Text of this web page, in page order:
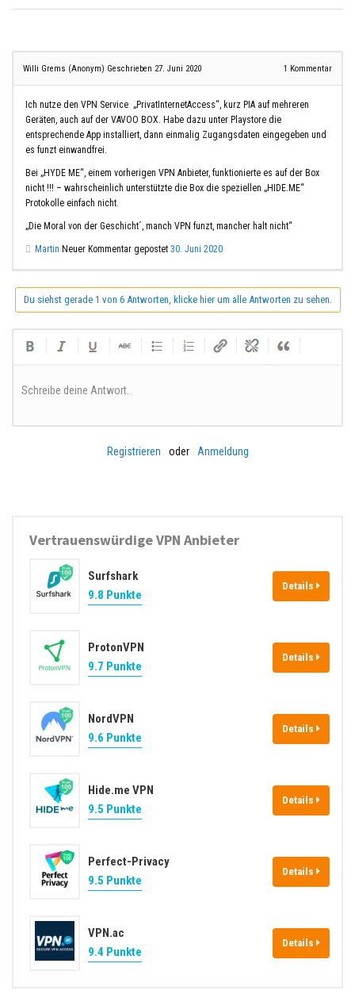
Willi Grems (Anonym) Geschrieben 27. Juni 2020 1 Kommentar
Ich nutze den VPN Service „PrivatInternetAccess“, kurz PIA auf mehreren
Geräten, auch auf der VAVOO BOX. Habe dazu unter Playstore die
entsprechende App installiert, dann einmalig Zugangsdaten eingegeben und
es funzt einwandfrei.
Bei „HYDE ME“, einem vorherigen VPN Anbieter, funktionierte es auf der Box
nicht !!! – wahrscheinlich unterstützte die Box die speziellen „HIDE.ME“
Protokolle einfach nicht.
„Die Moral von der Geschicht´, manch VPN funzt, mancher halt nicht“
Martin Neuer Kommentar gepostet 30. Juni 2020
Du siehst gerade 1 von 6 Antworten, klicke hier um alle Antworten zu sehen.
Schreibe deine Antwort.
Registrieren oder Anmeldung
Vertrauenswürdige VPN Anbieter
Surfshark
9.8 Punkte
Details
ProtonVPN
9.7 Punkte
Details
NordVPN
9.6 Punkte
Details
Hide.me VPN
9.5 Punkte
Details
Perfect-Privacy
9.5 Punkte
Details
VPN.ac
9.4 Punkte
Details